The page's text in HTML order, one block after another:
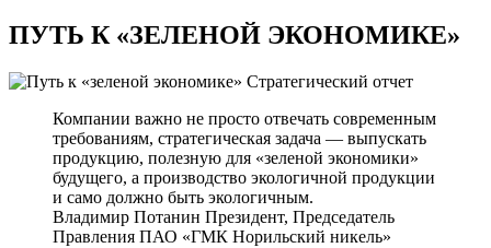
ПУТЬ К«ЗЕЛЕНОЙ ЭКОНОМИКЕ»
Стратегический отчет
Компании важно не просто отвечать современным
требованиям, стратегическая задача — выпускать
продукцию, полезную для «зеленой экономики»
будущего, а производство экологичной продукции
и само должно быть экологичным.
Владимир Потанин Президент, Председатель
Правления ПАО «ГМК Норильский никель»